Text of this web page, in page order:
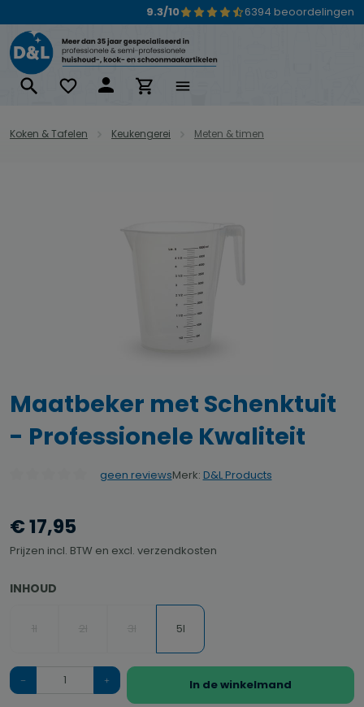
9.3/10 6394 beoordelingen
Koken & Tafelen Keukengerei Meten & timen
Maatbeker met Schenktuit
- Professionele Kwaliteit
geen reviewsMerk: D&L Products
€ 17,95
Prijzen incl. BTW en excl. verzendkosten
SELECTEER
INHOUD
5l
Hoeveelheid
In de winkelmand